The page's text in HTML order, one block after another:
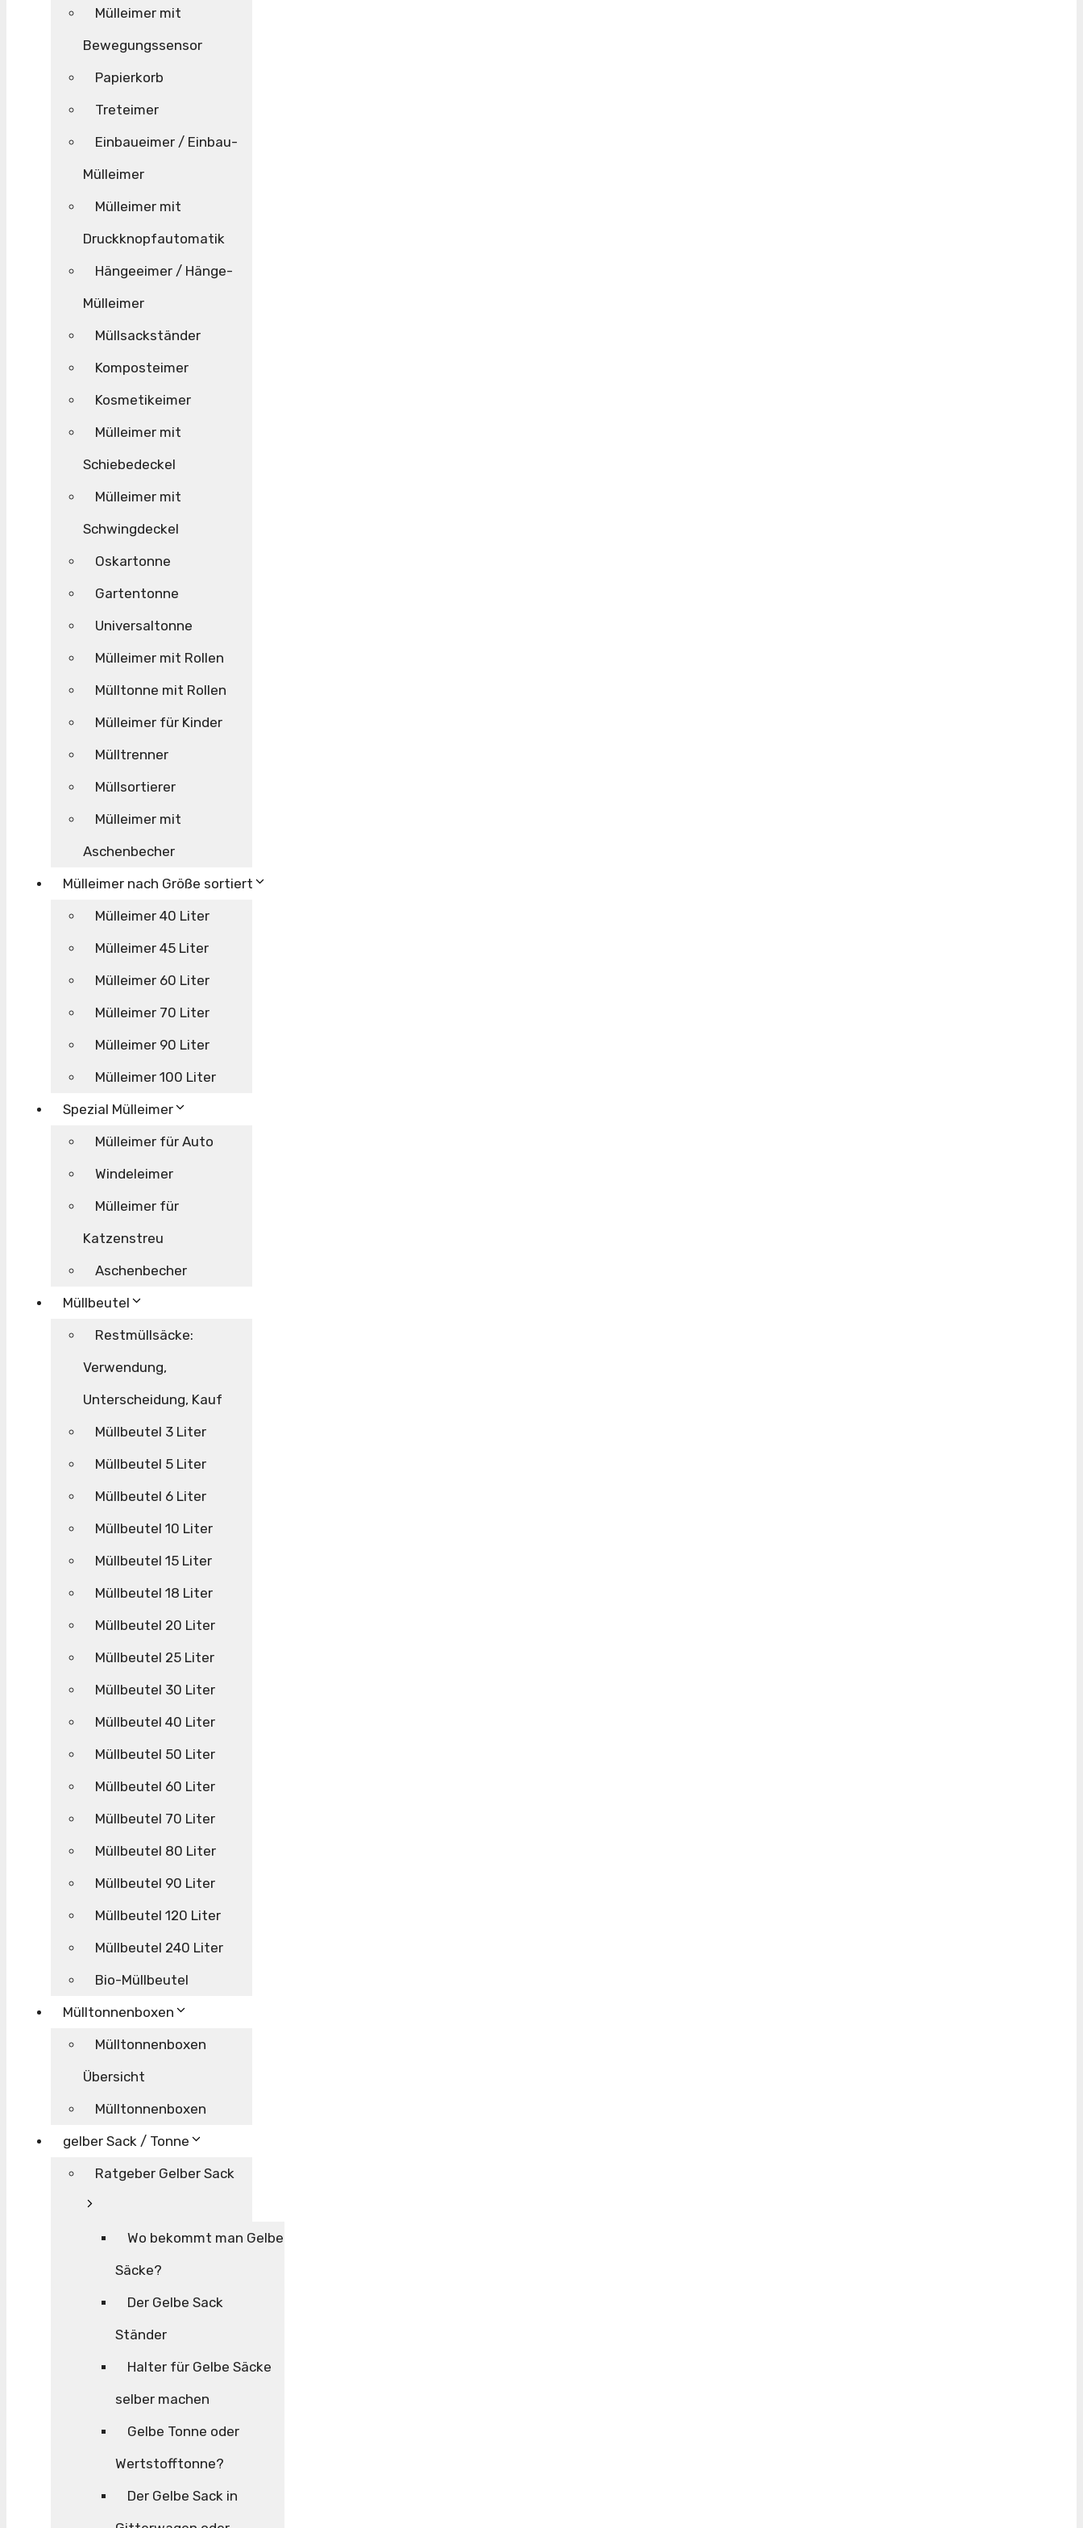
Mülleimer mit
Bewegungssensor
Papierkorb
Treteimer
Einbaueimer / Einbau-
Mülleimer
Mülleimer mit
Druckknopfautomatik
Hängeeimer / Hänge-
Mülleimer
Müllsackständer
Komposteimer
Kosmetikeimer
Mülleimer mit
Schiebedeckel
Mülleimer mit
Schwingdeckel
Oskartonne
Gartentonne
Universaltonne
Mülleimer mit Rollen
Mülltonne mit Rollen
Mülleimer für Kinder
Mülltrenner
Müllsortierer
Mülleimer mit
Aschenbecher
Mülleimer nach Größe sortiert
Mülleimer 40 Liter
Mülleimer 45 Liter
Mülleimer 60 Liter
Mülleimer 70 Liter
Mülleimer 90 Liter
Mülleimer 100 Liter
Spezial Mülleimer
Mülleimer für Auto
Windeleimer
Mülleimer für
Katzenstreu
Aschenbecher
Müllbeutel
Restmüllsäcke:
Verwendung,
Unterscheidung, Kauf
Müllbeutel 3 Liter
Müllbeutel 5 Liter
Müllbeutel 6 Liter
Müllbeutel 10 Liter
Müllbeutel 15 Liter
Müllbeutel 18 Liter
Müllbeutel 20 Liter
Müllbeutel 25 Liter
Müllbeutel 30 Liter
Müllbeutel 40 Liter
Müllbeutel 50 Liter
Müllbeutel 60 Liter
Müllbeutel 70 Liter
Müllbeutel 80 Liter
Müllbeutel 90 Liter
Müllbeutel 120 Liter
Müllbeutel 240 Liter
Bio-Müllbeutel
Mülltonnenboxen
Mülltonnenboxen
Übersicht
Mülltonnenboxen
gelber Sack / Tonne
Ratgeber Gelber Sack
Wo bekommt man Gelbe
Säcke?
Der Gelbe Sack
Ständer
Halter für Gelbe Säcke
selber machen
Gelbe Tonne oder
Wertstofftonne?
Der Gelbe Sack in